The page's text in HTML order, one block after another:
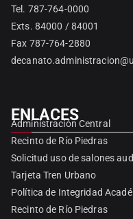
Tel. 787-764-0000
Exts. 84000 / 84001
Fax 787-764-2880
ENLACES
Administración Central
Recinto de Río Piedras
Solicitud uso de salones
Tarjeta Tren Urbano
Política de Integridad
Recinto de Río Piedras